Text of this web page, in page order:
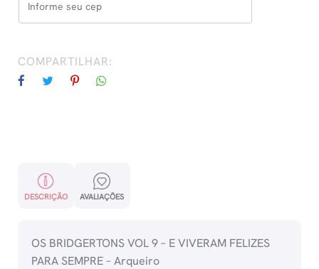
quantidade
COMPARTILHAR:
DESCRIÇÃO AVALIAÇÕES
OS BRIDGERTONS VOL 9 – E VIVERAM FELIZES
PARA SEMPRE – Arqueiro